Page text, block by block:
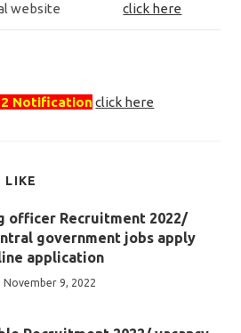
website click here
Notification click here
LIKE
officer Recruitment 2022/
government jobs apply
application
November 9, 2022